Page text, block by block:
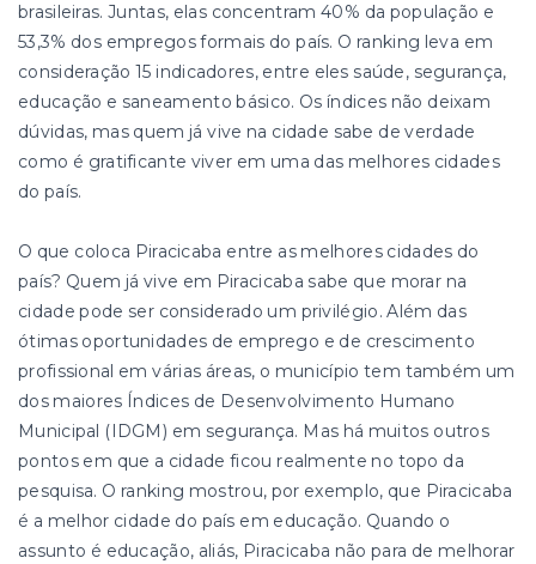
brasileiras. Juntas, elas concentram 40% da população e
53,3% dos empregos formais do país. O ranking leva em
consideração 15 indicadores, entre eles saúde, segurança,
educação e saneamento básico. Os índices não deixam
dúvidas, mas quem já vive na cidade sabe de verdade
como é gratificante viver em uma das melhores cidades
do país.
O que coloca Piracicaba entre as melhores cidades do
país? Quem já vive em Piracicaba sabe que morar na
cidade pode ser considerado um privilégio. Além das
ótimas oportunidades de emprego e de crescimento
profissional em várias áreas, o município tem também um
dos maiores Índices de Desenvolvimento Humano
Municipal (IDGM) em segurança. Mas há muitos outros
pontos em que a cidade ficou realmente no topo da
pesquisa. O ranking mostrou, por exemplo, que Piracicaba
é a melhor cidade do país em educação. Quando o
assunto é educação, aliás, Piracicaba não para de melhorar